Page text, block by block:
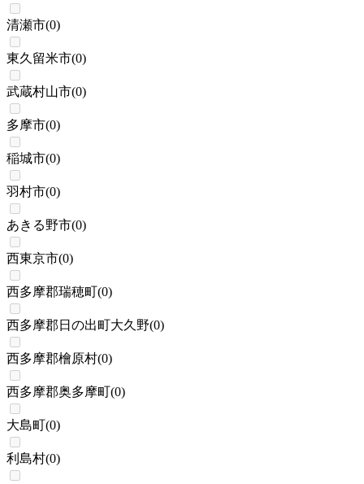
清瀬市(0)
東久留米市(0)
武蔵村山市(0)
多摩市(0)
稲城市(0)
羽村市(0)
あきる野市(0)
西東京市(0)
西多摩郡瑞穂町(0)
西多摩郡日の出町大久野(0)
西多摩郡檜原村(0)
西多摩郡奥多摩町(0)
大島町(0)
利島村(0)